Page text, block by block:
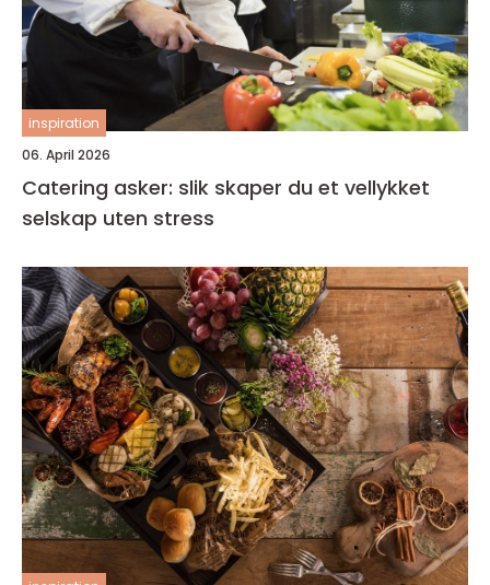
inspiration
06. April 2026
Catering asker: slik skaper du et vellykket
selskap uten stress